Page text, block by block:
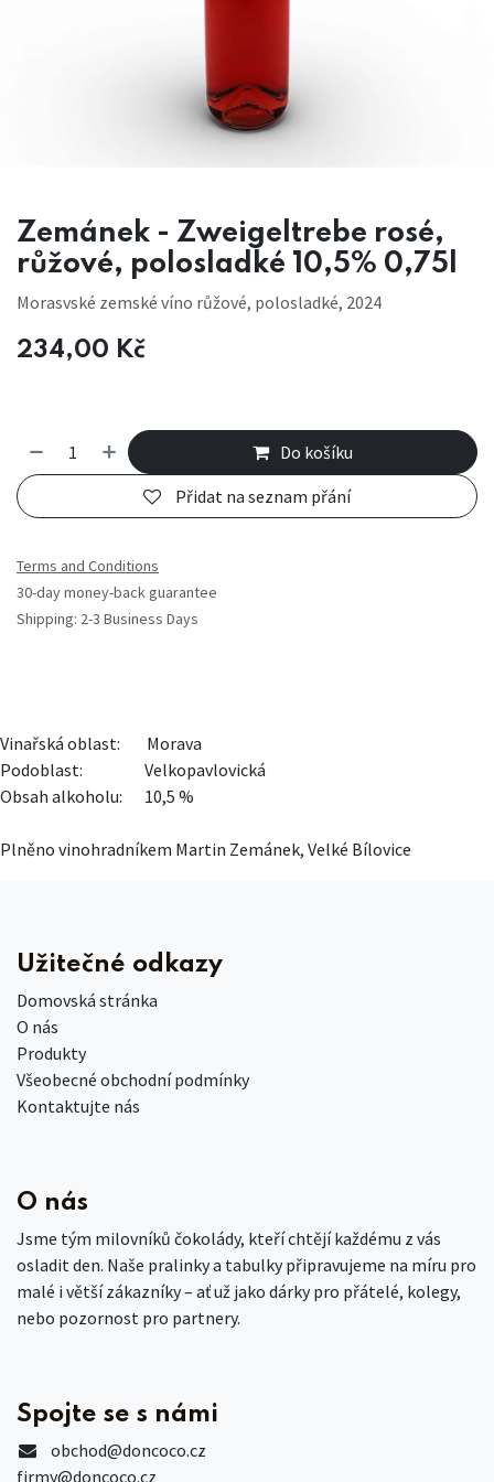
Zemánek - Zweigeltrebe rosé,
růžové, polosladké 10,5% 0,75l
Morasvské zemské víno růžové, polosladké, 2024
234,00 Kč
Do košíku
Přidat na seznam přání
Terms and Conditions
30-day money-back guarantee
Shipping: 2-3 Business Days
Vinařská oblast:
​Morava
Podoblast:
​Velkopavlovická
Obsah alkoholu:
​10,5 %
Plněno vinohradníkem Martin Zemánek, Velké Bílovice
Užitečné odkazy
Domovská stránka
O nás
Produkty
Všeobecné obchodní podmínky
Kontaktujte nás
O nás
Jsme tým milovníků čokolády, kteří chtějí každému z vás
osladit den. Naše pralinky a tabulky připravujeme na míru pro
malé i větší zákazníky – ať už jako dárky pro přátelé, kolegy,
nebo pozornost pro partnery.
Spojte se s námi
obchod@doncoco.cz
firmy@doncoco.cz